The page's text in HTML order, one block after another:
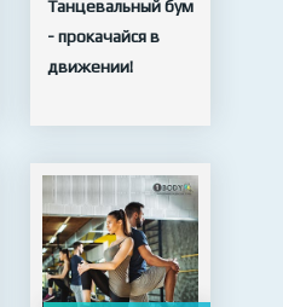
Танцевальный бум
- прокачайся в
движении!